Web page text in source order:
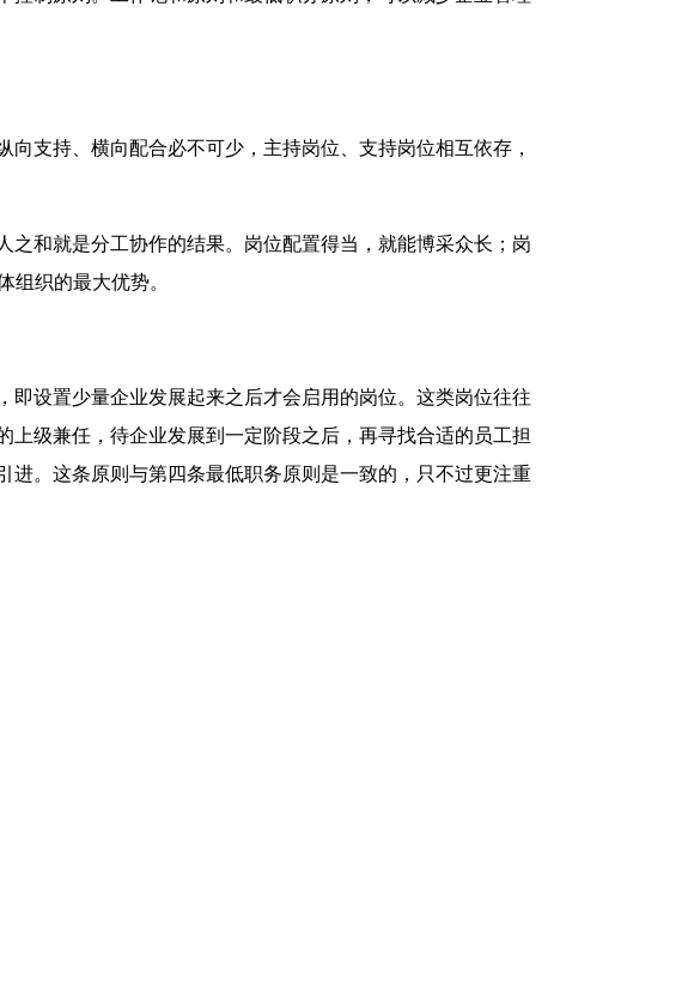
支持、横向配合必不可少，主持岗位、支持岗位相互依存，
和就是分工协作的结果。岗位配置得当，就能博采众长；岗
组织的最大优势。
设置少量企业发展起来之后才会启用的岗位。这类岗位往往
级兼任，待企业发展到一定阶段之后，再寻找合适的员工担
。这条原则与第四条最低职务原则是一致的，只不过更注重